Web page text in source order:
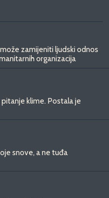
zamijeniti ljudski odnos
organizacija
klime. Postala je
snove, a ne tuđa